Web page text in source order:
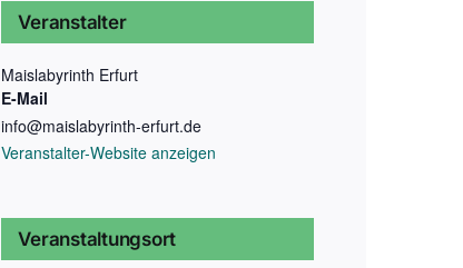
Veranstalter
Maislabyrinth Erfurt
E-Mail
info@maislabyrinth-erfurt.de
Veranstalter-Website anzeigen
Veranstaltungsort